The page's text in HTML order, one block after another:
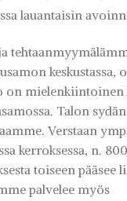
lauantaisin
keskustassa,
on mielenkiintoinen
Talon
Verstaan
kerroksessa, n.
toiseen pääsee
palvelee myös